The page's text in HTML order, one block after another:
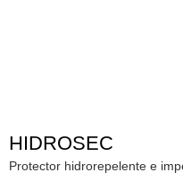
HIDROSEC
Protector hidrorepelente e